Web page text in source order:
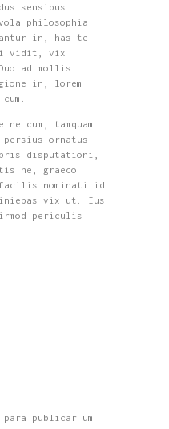
sensibus
philosophia
in, has te
vidit, vix
ad mollis
in, lorem
cum, tamquam
persius ornatus
disputationi,
ne, graeco
facilis nominati id
vix ut. Ius
periculis
para publicar um